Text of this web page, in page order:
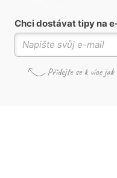
Chci dostávat tipy na